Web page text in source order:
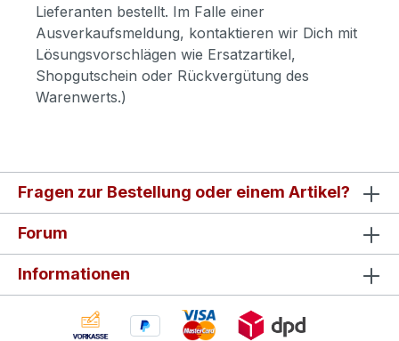
Lieferanten bestellt. Im Falle einer
Ausverkaufsmeldung, kontaktieren wir Dich mit
Lösungsvorschlägen wie Ersatzartikel,
Shopgutschein oder Rückvergütung des
Warenwerts.)
Fragen zur Bestellung oder einem Artikel?
Forum
Informationen